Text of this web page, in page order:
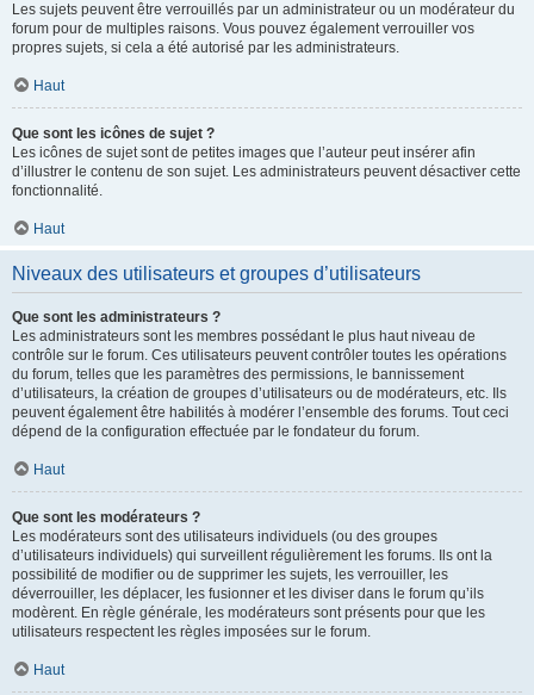
Les sujets peuvent être verrouillés par un administrateur ou un modérateur du
forum pour de multiples raisons. Vous pouvez également verrouiller vos
propres sujets, si cela a été autorisé par les administrateurs.
Haut
Que sont les icônes de sujet ?
Les icônes de sujet sont de petites images que l’auteur peut insérer afin
d’illustrer le contenu de son sujet. Les administrateurs peuvent désactiver cette
fonctionnalité.
Haut
Niveaux des utilisateurs et groupes d’utilisateurs
Que sont les administrateurs ?
Les administrateurs sont les membres possédant le plus haut niveau de
contrôle sur le forum. Ces utilisateurs peuvent contrôler toutes les opérations
du forum, telles que les paramètres des permissions, le bannissement
d’utilisateurs, la création de groupes d’utilisateurs ou de modérateurs, etc. Ils
peuvent également être habilités à modérer l’ensemble des forums. Tout ceci
dépend de la configuration effectuée par le fondateur du forum.
Haut
Que sont les modérateurs ?
Les modérateurs sont des utilisateurs individuels (ou des groupes
d’utilisateurs individuels) qui surveillent régulièrement les forums. Ils ont la
possibilité de modifier ou de supprimer les sujets, les verrouiller, les
déverrouiller, les déplacer, les fusionner et les diviser dans le forum qu’ils
modèrent. En règle générale, les modérateurs sont présents pour que les
utilisateurs respectent les règles imposées sur le forum.
Haut